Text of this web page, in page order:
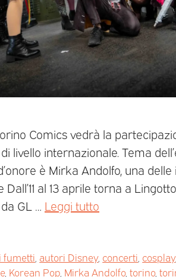
Comics vedrà la
livello internazionale. Tema
è Mirka Andolfo, una
al 13 aprile torna a
GL … Leggi tutto
fumetti autori Disney, concerti cosplay
, Korean Pop Mirka Andolfo, torino,